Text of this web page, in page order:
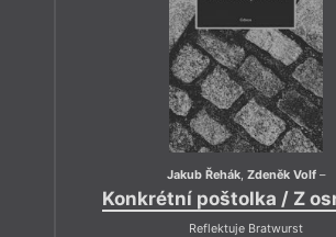
Jakub Řehák, Zdeněk Volf –
Konkrétní poštolka / Z
Reflektuje Bratwurst